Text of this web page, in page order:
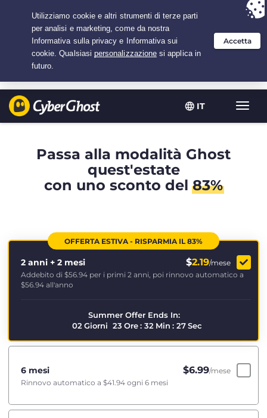
IT
L'offerta migliore per 2.1666666666667 anni a $
Passa alla modalità Ghost
quest'estate
con uno sconto del83%
OFFERTA ESTIVA - RISPARMIA IL 83%
2 anni + 2 mesi $2.19/mese
Addebito di $56.94 per i primi 2 anni, poi rinnovo automatico a
$56.94 all'anno
Summer Offer Ends In:
02 Giorni 23 Ore : 32 Min : 26 Sec
6 mesi $6.99/mese
Rinnovo automatico a $41.94 ogni 6 mesi